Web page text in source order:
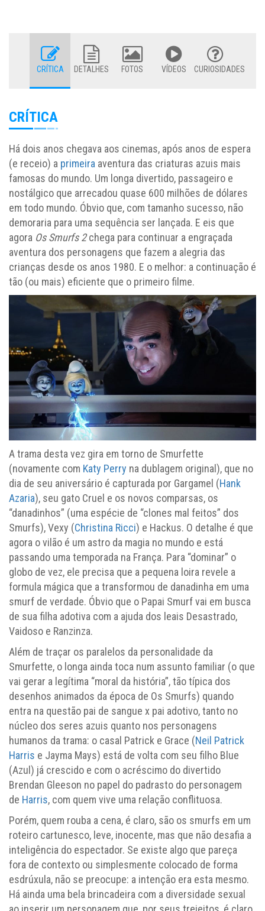
CRÍTICA DETALHES FOTOS VÍDEOS CURIOSIDADES
CRÍTICA
Há dois anos chegava aos cinemas, após anos de espera
(e receio) a primeira aventura das criaturas azuis mais
famosas do mundo. Um longa divertido, passageiro e
nostálgico que arrecadou quase 600 milhões de dólares
em todo mundo. Óbvio que, com tamanho sucesso, não
demoraria para uma sequência ser lançada. E eis que
agora Os Smurfs 2chega para continuar a engraçada
aventura dos personagens que fazem a alegria das
crianças desde os anos 1980. E o melhor: a continuação é
tão (ou mais) eficiente que o primeiro filme.
A trama desta vez gira em torno de Smurfette
(novamente com Katy Perry na dublagem original), que no
dia de seu aniversário é capturada por Gargamel (Hank
Azaria), seu gato Cruel e os novos comparsas, os
“danadinhos” (uma espécie de “clones mal feitos” dos
Smurfs), Vexy (Christina Ricci) e Hackus. O detalhe é que
agora o vilão é um astro da magia no mundo e está
passando uma temporada na França. Para “dominar” o
globo de vez, ele precisa que a pequena loira revele a
formula mágica que a transformou de danadinha em uma
smurf de verdade. Óbvio que o Papai Smurf vai em busca
de sua filha adotiva com a ajuda dos leais Desastrado,
Vaidoso e Ranzinza.
Além de traçar os paralelos da personalidade da
Smurfette, o longa ainda toca num assunto familiar (o que
vai gerar a legítima “moral da história”, tão típica dos
desenhos animados da época de Os Smurfs) quando
entra na questão pai de sangue x pai adotivo, tanto no
núcleo dos seres azuis quanto nos personagens
humanos da trama: o casal Patrick e Grace (Neil Patrick
Harris e Jayma Mays) está de volta com seu filho Blue
(Azul) já crescido e com o acréscimo do divertido
Brendan Gleeson no papel do padrasto do personagem
de Harris, com quem vive uma relação conflituosa.
Porém, quem rouba a cena, é claro, são os smurfs em um
roteiro cartunesco, leve, inocente, mas que não desafia a
inteligência do espectador. Se existe algo que pareça
fora de contexto ou simplesmente colocado de forma
esdrúxula, não se preocupe: a intenção era esta mesmo.
Há ainda uma bela brincadeira com a diversidade sexual